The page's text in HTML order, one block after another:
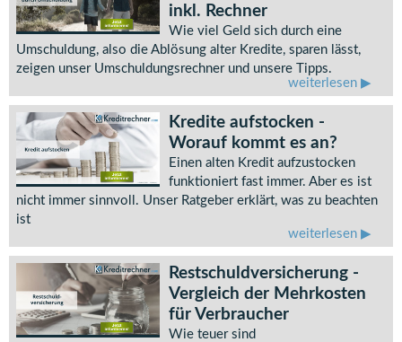
inkl. Rechner
Wie viel Geld sich durch eine
Umschuldung, also die Ablösung alter Kredite, sparen lässt,
zeigen unser Umschuldungsrechner und unsere Tipps.
weiterlesen
Kredite aufstocken -
Worauf kommt es an?
Einen alten Kredit aufzustocken
funktioniert fast immer. Aber es ist
nicht immer sinnvoll. Unser Ratgeber erklärt, was zu beachten
ist
weiterlesen
Restschuldversicherung -
Vergleich der Mehrkosten
für Verbraucher
Wie teuer sind